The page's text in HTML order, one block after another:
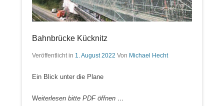
Bahnbrücke Kücknitz
Veröffentlicht in 1. August 2022 Von Michael Hecht
Ein Blick unter die Plane
Weiterlesen bitte PDF öffnen …